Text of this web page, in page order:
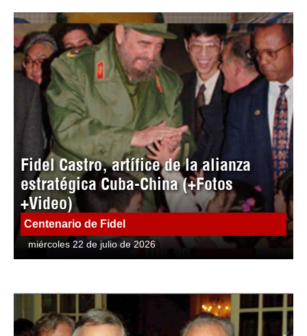
Fidel Castro, artífice de la alianza
estratégica Cuba-China (+Fotos
+Video)
Centenario de Fidel
miércoles 22 de julio de 2026